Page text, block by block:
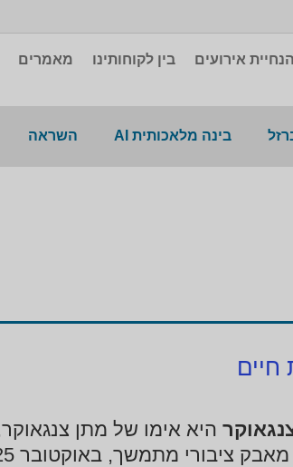
הנחיית אירועים בין לקוחותינו מאמרים
בינה מלאכותית AI השראה
חיים
ציבורי מתמשך, באוקטובר 2025.